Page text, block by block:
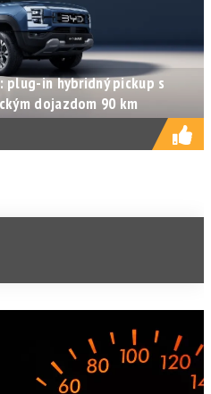
plug-in hybridný pickup s
dojazdom 90 km